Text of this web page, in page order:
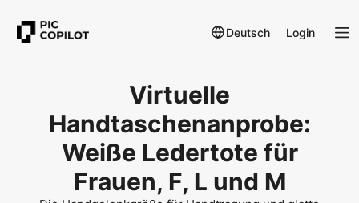
Deutsch Login
Virtuelle
Handtaschenanprobe:
Weiße Ledertote für
Frauen, F, L und M